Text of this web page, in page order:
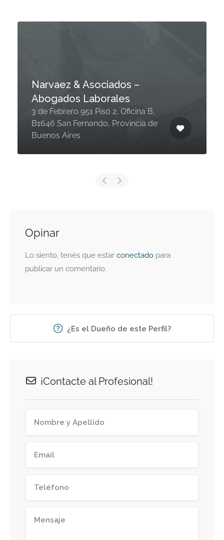
Narvaez & Asociados –
Abogados Laborales
3 de Febrero 951 Piso 2, Oficina B,
B1646 San Fernando, Provincia de
Buenos Aires
Opinar
Lo siento, tenés que estar conectado para
publicar un comentario.
¿Es el Dueño de este Perfil?
¡Contacte al Profesional!